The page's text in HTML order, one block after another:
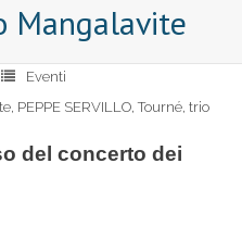
Mangalavite
Eventi
, PEPPE SERVILLO,Tourné, trio
del concerto dei